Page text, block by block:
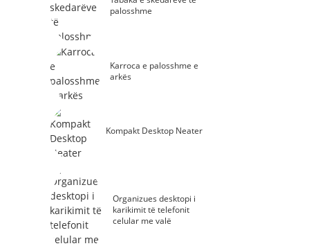
palosshme
Karroca e palosshme e
arkës
Kompakt Desktop Neater
Organizues desktopi i
karikimit të telefonit
celular me valë